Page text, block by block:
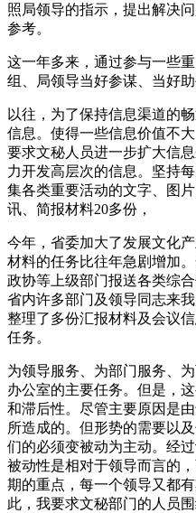
照局领导的指示，提出解决
参考。
这一年多来，通过参与一些
组、局领导当好参谋、当好助
以往，为了保持信息渠道的
信息。使得一些信息价值不
要求文秘人员进一步扩大信
力开发高层次的信息。坚持
集各类重要活动的文字、图
讯、简报材料20多份，
今年，省委加大了发展文化
材料的任务比往年急剧增加
政协等上级部门报送各类综
省内许多部门及领导同志来
整理了多份汇报材料及会议
任务。
为领导服务、为部门服务、
办公室的主要任务。但是，
和滞后性。尽管主要原因是
所造成的。但形势的需要以
们的必须变被动为主动。经
被动性是相对于领导而言的
期的重点，每一个领导又都
此，我要求文秘部门的人员